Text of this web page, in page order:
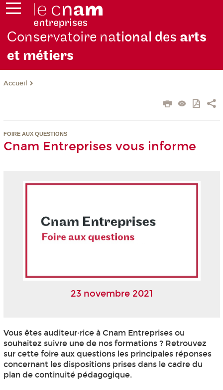
Conservatoire national des arts
et métiers
Accueil
FOIRE AUX QUESTIONS
Cnam Entreprises vous informe
23 novembre 2021
Vous êtes auditeur·rice à Cnam Entreprises ou
souhaitez suivre une de nos formations ? Retrouvez
sur cette foire aux questions les principales réponses
concernant les dispositions prises dans le cadre du
plan de continuité pédagogique.